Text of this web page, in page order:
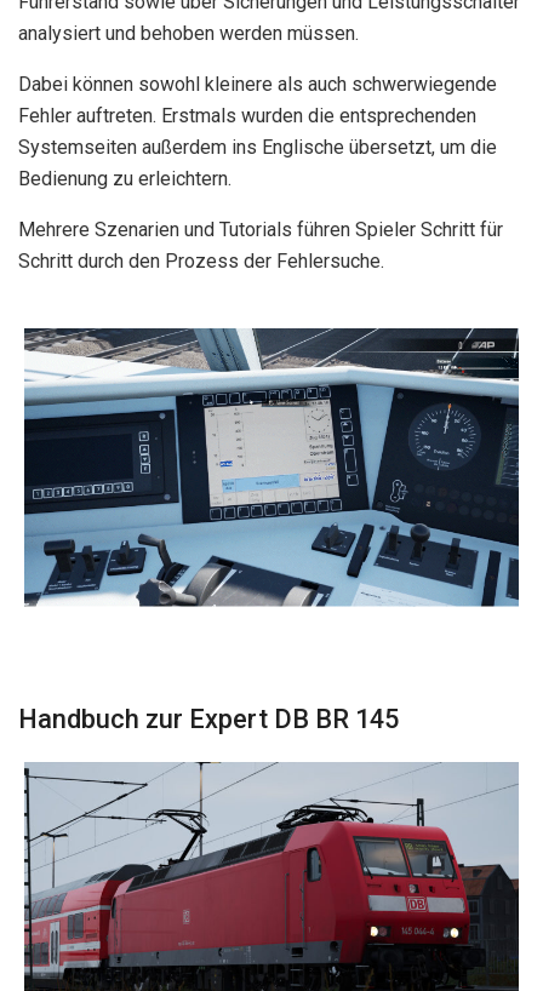
analysiert und behoben werden müssen.
Dabei können sowohl kleinere als auch schwerwiegende
Fehler auftreten. Erstmals wurden die entsprechenden
Systemseiten außerdem ins Englische übersetzt, um die
Bedienung zu erleichtern.
Mehrere Szenarien und Tutorials führen Spieler Schritt für
Schritt durch den Prozess der Fehlersuche.
Handbuch zur Expert DB BR 145